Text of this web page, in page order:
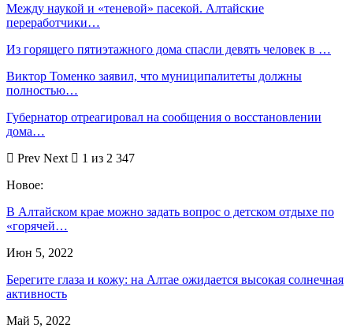
Между наукой и «теневой» пасекой. Алтайские
переработчики…
Из горящего пятиэтажного дома спасли девять человек в …
Виктор Томенко заявил, что муниципалитеты должны
полностью…
Губернатор отреагировал на сообщения о восстановлении
дома…
Prev Next
1 из 2 347
Новое:
В Алтайском крае можно задать вопрос о детском отдыхе по
«горячей…
Июн 5, 2022
Берегите глаза и кожу: на Алтае ожидается высокая солнечная
активность
Май 5, 2022